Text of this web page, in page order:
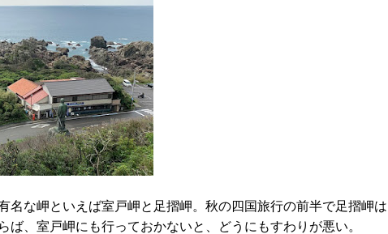
名な岬といえば室戸岬と足摺岬。秋の四国旅行の前半で足摺岬は
ば、室戸岬にも行っておかないと、どうにもすわりが悪い。